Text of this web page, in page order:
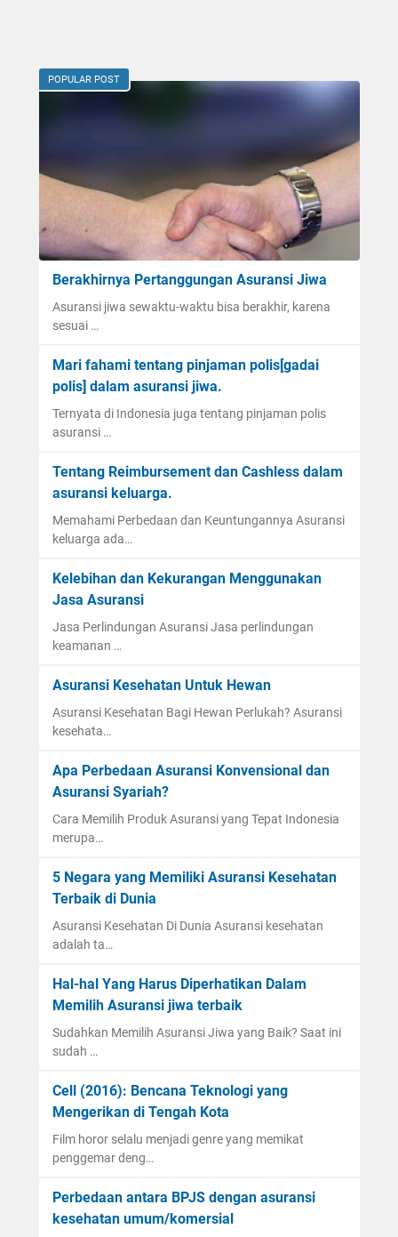
POPULAR POST
Berakhirnya Pertanggungan Asuransi Jiwa
Asuransi jiwa sewaktu-waktu bisa berakhir, karena
sesuai …
Mari fahami tentang pinjaman polis[gadai
polis] dalam asuransi jiwa.
Ternyata di Indonesia juga tentang pinjaman polis
asuransi …
Tentang Reimbursement dan Cashless dalam
asuransi keluarga.
Memahami Perbedaan dan Keuntungannya Asuransi
keluarga ada…
Kelebihan dan Kekurangan Menggunakan
Jasa Asuransi
Jasa Perlindungan Asuransi Jasa perlindungan
keamanan …
Asuransi Kesehatan Untuk Hewan
Asuransi Kesehatan Bagi Hewan Perlukah? Asuransi
kesehata…
Apa Perbedaan Asuransi Konvensional dan
Asuransi Syariah?
Cara Memilih Produk Asuransi yang Tepat Indonesia
merupa…
5 Negara yang Memiliki Asuransi Kesehatan
Terbaik di Dunia
Asuransi Kesehatan Di Dunia Asuransi kesehatan
adalah ta…
Hal-hal Yang Harus Diperhatikan Dalam
Memilih Asuransi jiwa terbaik
Sudahkan Memilih Asuransi Jiwa yang Baik? Saat ini
sudah …
Cell (2016): Bencana Teknologi yang
Mengerikan di Tengah Kota
Film horor selalu menjadi genre yang memikat
penggemar deng…
Perbedaan antara BPJS dengan asuransi
kesehatan umum/komersial